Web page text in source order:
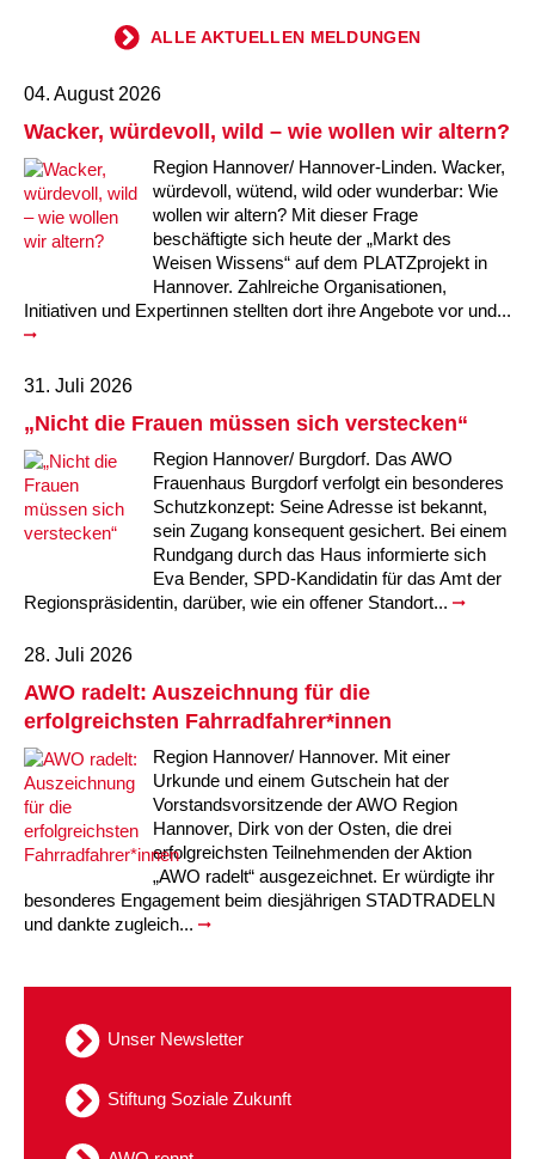
ALLE AKTUELLEN MELDUNGEN
04. August 2026
Wacker, würdevoll, wild – wie wollen wir altern?
Region Hannover/ Hannover-Linden. Wacker,
würdevoll, wütend, wild oder wunderbar: Wie
wollen wir altern? Mit dieser Frage
beschäftigte sich heute der „Markt des
Weisen Wissens“ auf dem PLATZprojekt in
Hannover. Zahlreiche Organisationen,
Initiativen und Expertinnen stellten dort ihre Angebote vor und...
31. Juli 2026
„Nicht die Frauen müssen sich verstecken“
Region Hannover/ Burgdorf. Das AWO
Frauenhaus Burgdorf verfolgt ein besonderes
Schutzkonzept: Seine Adresse ist bekannt,
sein Zugang konsequent gesichert. Bei einem
Rundgang durch das Haus informierte sich
Eva Bender, SPD-Kandidatin für das Amt der
Regionspräsidentin, darüber, wie ein offener Standort...
28. Juli 2026
AWO radelt: Auszeichnung für die
erfolgreichsten Fahrradfahrer*innen
Region Hannover/ Hannover. Mit einer
Urkunde und einem Gutschein hat der
Vorstandsvorsitzende der AWO Region
Hannover, Dirk von der Osten, die drei
erfolgreichsten Teilnehmenden der Aktion
„AWO radelt“ ausgezeichnet. Er würdigte ihr
besonderes Engagement beim diesjährigen STADTRADELN
und dankte zugleich...
Unser Newsletter
Stiftung Soziale Zukunft